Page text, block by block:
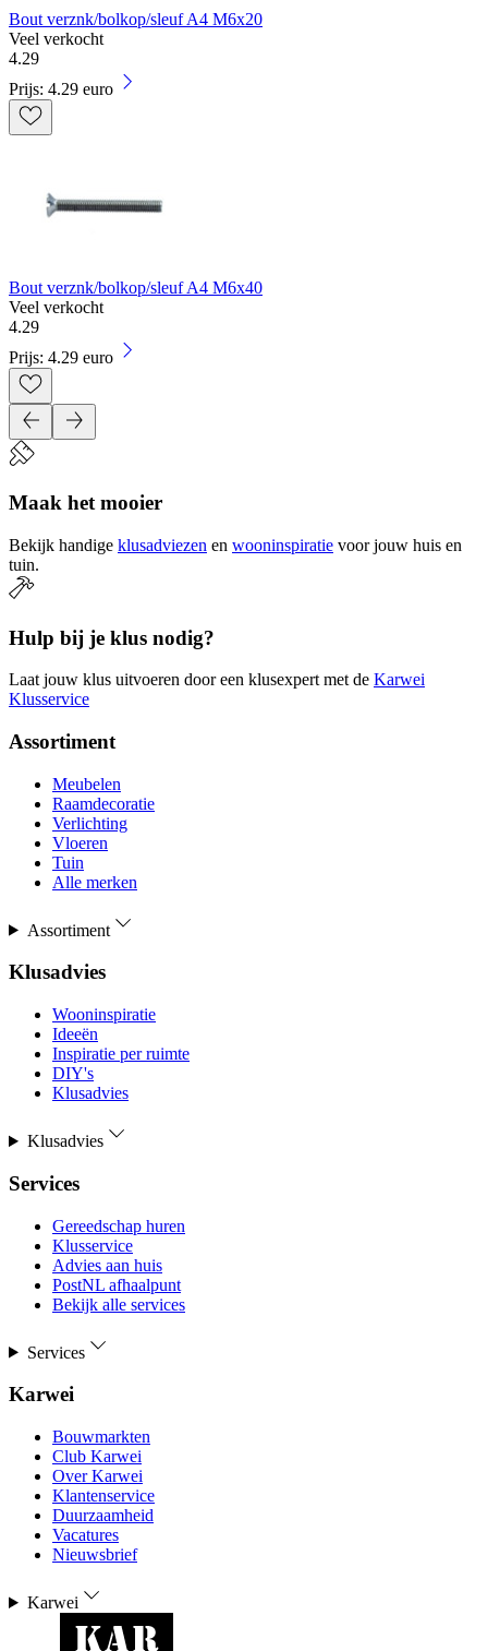
Bout verznk/bolkop/sleuf A4 M6x20
Veel verkocht
4.29
Prijs: 4.29 euro
Bout verznk/bolkop/sleuf A4 M6x40
Veel verkocht
4.29
Prijs: 4.29 euro
Maak het mooier
Bekijk handige klusadviezen en wooninspiratie voor jouw huis en
tuin.
Hulp bij je klus nodig?
Laat jouw klus uitvoeren door een klusexpert met de Karwei
Klusservice
Assortiment
Meubelen
Raamdecoratie
Verlichting
Vloeren
Tuin
Alle merken
Assortiment
Klusadvies
Wooninspiratie
Ideeën
Inspiratie per ruimte
DIY's
Klusadvies
Klusadvies
Services
Gereedschap huren
Klusservice
Advies aan huis
PostNL afhaalpunt
Bekijk alle services
Services
Karwei
Bouwmarkten
Club Karwei
Over Karwei
Klantenservice
Duurzaamheid
Vacatures
Nieuwsbrief
Karwei